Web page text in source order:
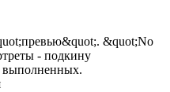
&quot;No
- подкину
выполненных.